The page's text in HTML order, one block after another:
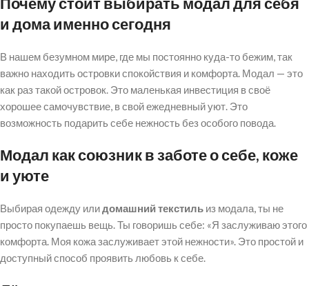
и дома именно сегодня
В нашем безумном мире, где мы постоянно куда-то бежим, так
важно находить островки спокойствия и комфорта. Модал — это
как раз такой островок. Это маленькая инвестиция в своё
хорошее самочувствие, в свой ежедневный уют. Это
возможность подарить себе нежность без особого повода.
Модал как союзник в заботе о себе, коже
и уюте
Выбирая одежду илидомашний текстиль из модала, ты не
просто покупаешь вещь. Ты говоришь себе: «Я заслуживаю этого
комфорта. Моя кожа заслуживает этой нежности». Это простой и
доступный способ проявить любовь к себе.